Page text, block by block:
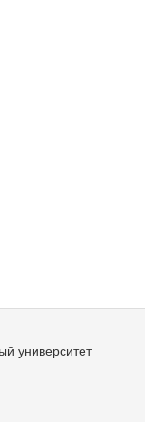
университет